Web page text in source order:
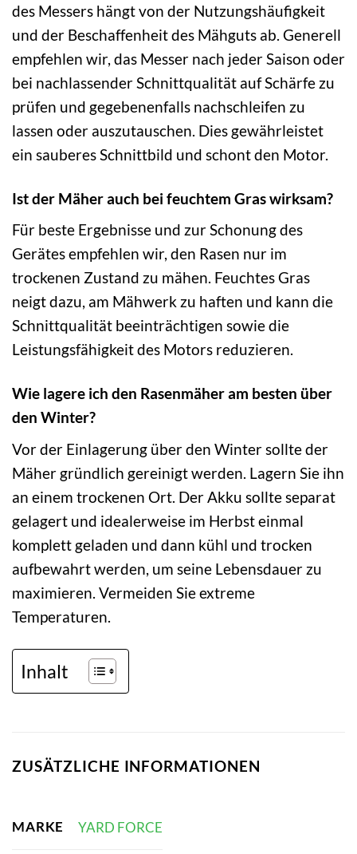
des Messers hängt von der Nutzungshäufigkeit
und der Beschaffenheit des Mähguts ab. Generell
empfehlen wir, das Messer nach jeder Saison oder
bei nachlassender Schnittqualität auf Schärfe zu
prüfen und gegebenenfalls nachschleifen zu
lassen oder auszutauschen. Dies gewährleistet
ein sauberes Schnittbild und schont den Motor.
Ist der Mäher auch bei feuchtem Gras wirksam?
Für beste Ergebnisse und zur Schonung des
Gerätes empfehlen wir, den Rasen nur im
trockenen Zustand zu mähen. Feuchtes Gras
neigt dazu, am Mähwerk zu haften und kann die
Schnittqualität beeinträchtigen sowie die
Leistungsfähigkeit des Motors reduzieren.
Wie lagere ich den Rasenmäher am besten über
den Winter?
Vor der Einlagerung über den Winter sollte der
Mäher gründlich gereinigt werden. Lagern Sie ihn
an einem trockenen Ort. Der Akku sollte separat
gelagert und idealerweise im Herbst einmal
komplett geladen und dann kühl und trocken
aufbewahrt werden, um seine Lebensdauer zu
maximieren. Vermeiden Sie extreme
Temperaturen.
Inhalt
ZUSÄTZLICHE INFORMATIONEN
MARKE YARD FORCE